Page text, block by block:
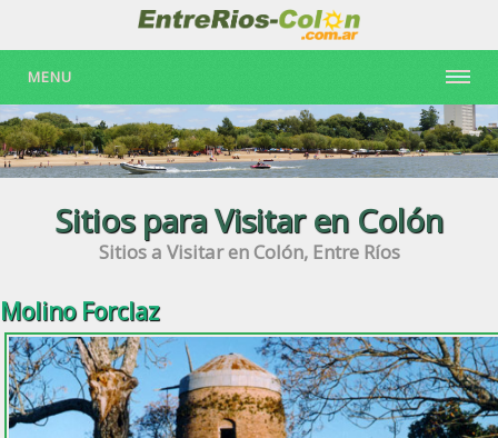
MENU
Sitios para Visitar en Colón
Sitios a Visitar en Colón, Entre Ríos
Molino Forclaz